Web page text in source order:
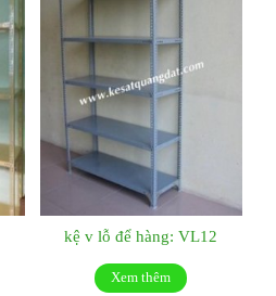
kệ v lỗ để hàng: VL12
Xem thêm